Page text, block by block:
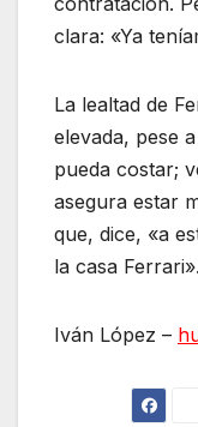
clara: «Ya
La lealtad de
elevada, pese
pueda costar;
asegura estar
que, dice, «a
la casa Ferrari».
Iván López –